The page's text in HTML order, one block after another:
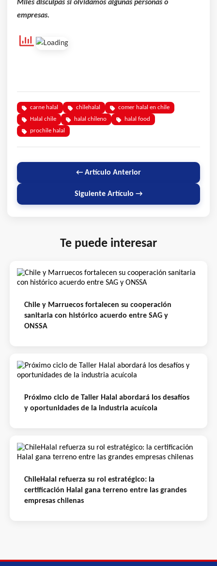
Miles disculpas si olvidamos algunas personas o
empresas.
carne halal chilehalal
comer halal en chile
Halal chile
halal chileno
halal food
prochile halal
← Artículo Anterior
Siguiente Artículo →
Te puede interesar
Chile y Marruecos fortalecen su cooperación
sanitaria con histórico acuerdo entre SAG y
ONSSA
Próximo ciclo de Taller Halal abordará los desafíos
y oportunidades de la industria acuícola
ChileHalal refuerza su rol estratégico: la
certificación Halal gana terreno entre las grandes
empresas chilenas